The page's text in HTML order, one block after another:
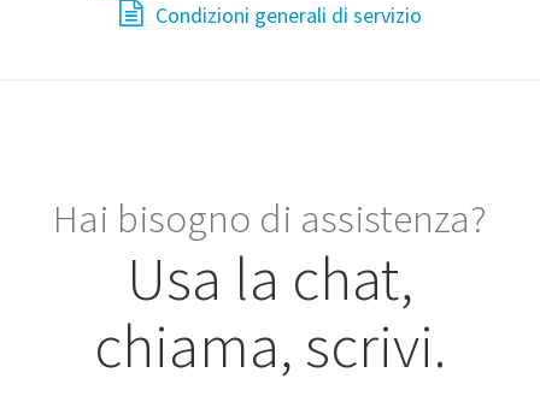
Condizioni generali di servizio
Hai bisogno di assistenza?
Usa la chat,
chiama, scrivi.